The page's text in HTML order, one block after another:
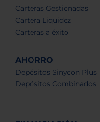
Carteras Gestionadas
Cartera Liquidez
Carteras a éxito
AHORRO
Depósitos Sinycon Plus
Depósitos Combinados